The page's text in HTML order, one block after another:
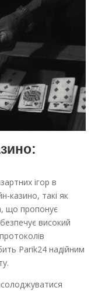
ігор в
казино, такі як
що пропонує
високий
Parik24 надійним